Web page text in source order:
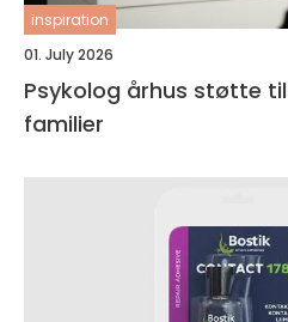
inspiration
01. July 2026
Psykolog århus støtte til børn, unge og deres
familier